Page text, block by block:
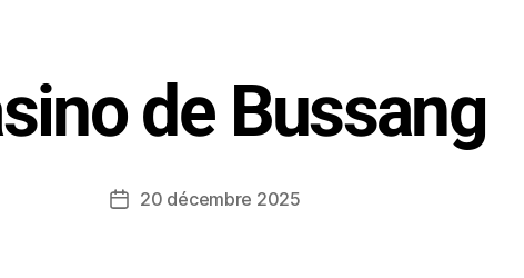
de Bussang
20 décembre 2025